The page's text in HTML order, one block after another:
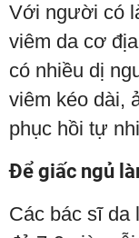
Với người có
viêm da cơ
có nhiều dị
viêm kéo dài,
phục hồi tự
Để giấc ngủ
Các bác sĩ da